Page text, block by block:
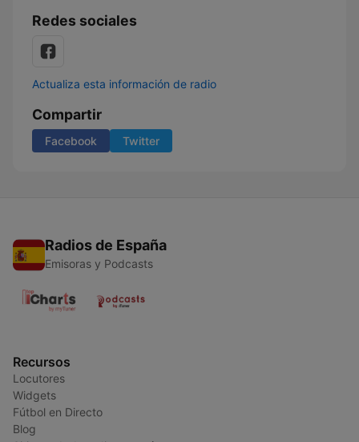
Redes sociales
Actualiza esta información de radio
Compartir
Facebook Twitter
Radios de España
Emisoras y Podcasts
Recursos
Locutores
Widgets
Fútbol en Directo
Blog